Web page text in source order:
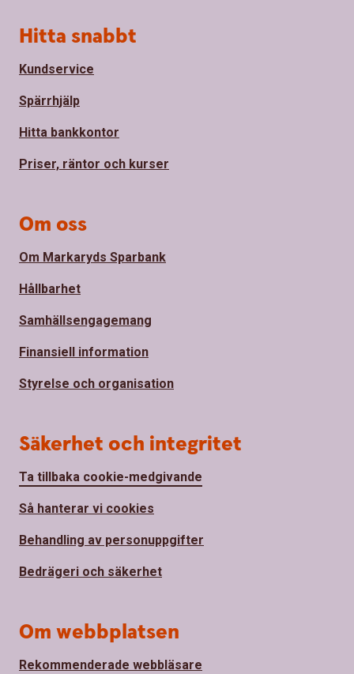
Sidfot
Hitta snabbt
Kundservice
Spärrhjälp
Hitta bankkontor
Priser, räntor och kurser
Om oss
Om Markaryds Sparbank
Hållbarhet
Samhällsengagemang
Finansiell information
Styrelse och organisation
Säkerhet och integritet
Ta tillbaka cookie-medgivande
Så hanterar vi cookies
Behandling av personuppgifter
Bedrägeri och säkerhet
Om webbplatsen
Rekommenderade webbläsare